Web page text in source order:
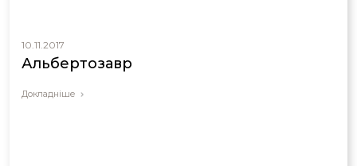
10.11.2017
Альбертозавр
Докладніше